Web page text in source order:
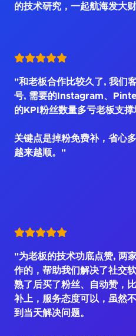
的技术研究，一起航海发大
"和老板合作比较久了, 我们
号, 需要的Instagram、
的KPI粉丝数量多亏老板支撑
关键点是掉粉免费补，省心
越来越顺。"
"为老板的技术功底点赞, 两
作的，帮助我们解决了社交
熟了后买了粉丝、自动赞，
补上，服务态度可以，虽然
到当天解决问题。